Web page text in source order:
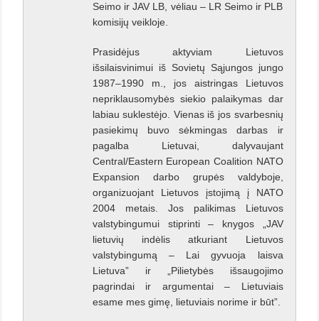
Seimo ir JAV LB, vėliau – LR Seimo ir PLB
komisijų veikloje.
Prasidėjus aktyviam Lietuvos
išsilaisvinimui iš Sovietų Sąjungos jungo
1987–1990 m., jos aistringas Lietuvos
nepriklausomybės siekio palaikymas dar
labiau suklestėjo. Vienas iš jos svarbesnių
pasiekimų buvo sėkmingas darbas ir
pagalba Lietuvai, dalyvaujant
Central/Eastern European Coalition NATO
Expansion darbo grupės valdyboje,
organizuojant Lietuvos įstojimą į NATO
2004 metais. Jos palikimas Lietuvos
valstybingumui stiprinti – knygos „JAV
lietuvių indėlis atkuriant Lietuvos
valstybingumą – Lai gyvuoja laisva
Lietuva” ir „Pilietybės išsaugojimo
pagrindai ir argumentai – Lietuviais
esame mes gimę, lietuviais norime ir būt”.